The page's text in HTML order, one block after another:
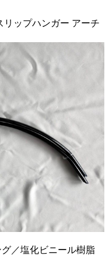
ップハンガー アーチ
／塩化ビニール樹脂